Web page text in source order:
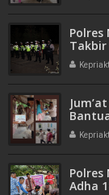
Takbir
Polres
Adha